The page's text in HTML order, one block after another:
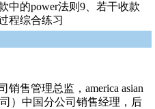
中的power法则9、若干收款
程综合练习
售管理总监，america asian
司）中国分公司销售经理，后